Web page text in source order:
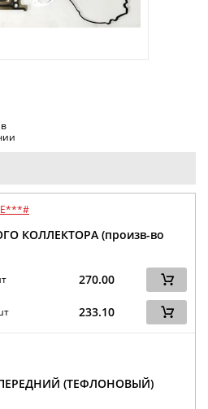
E***#
КОЛЛЕКТОРА (произв-во
270.00
233.10
(ТЕФЛОНОВЫЙ)